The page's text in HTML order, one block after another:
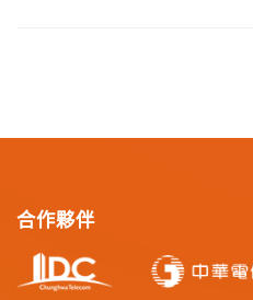
合作夥伴